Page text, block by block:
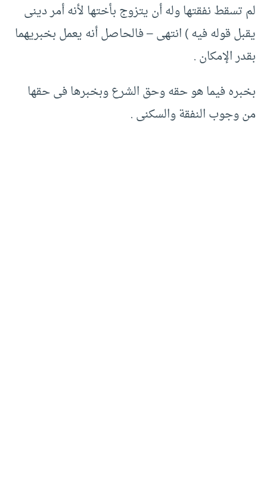
لم تسقط نفقتها وله أن يتزوج بأختها لأنه أمر دينى
يقبل قوله فيه ) انتهى – فالحاصل أنه يعمل بخبريهما
بقدر الإمكان .
بخبره فيما هو حقه وحق الشرع وبخبرها فى حقها
من وجوب النفقة والسكنى .